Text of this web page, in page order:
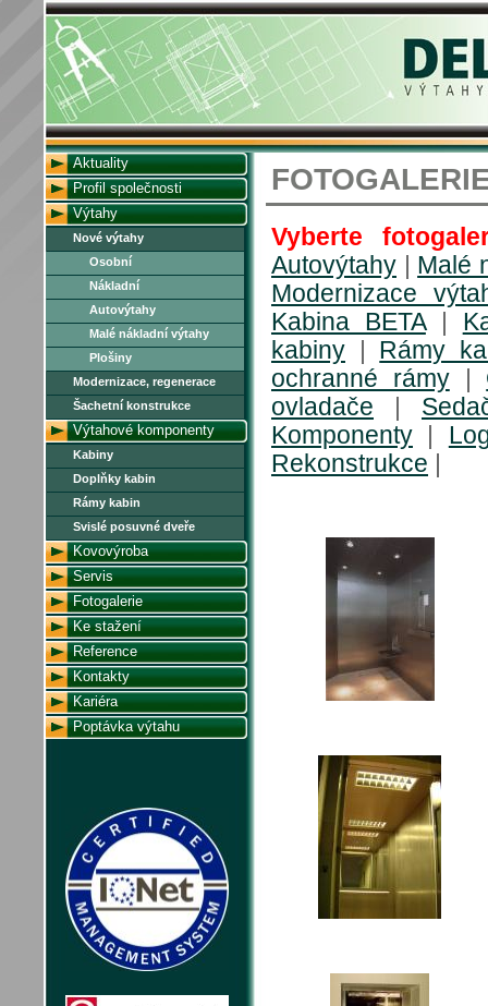
Aktuality
Profil společnosti
Výtahy
Nové výtahy
Osobní
Nákladní
Autovýtahy
Malé nákladní výtahy
Plošiny
Modernizace, regenerace
Šachetní konstrukce
Výtahové komponenty
Kabiny
Doplňky kabin
Rámy kabin
Svislé posuvné dveře
Kovovýroba
Servis
Fotogalerie
Ke stažení
Reference
Kontakty
Kariéra
Poptávka výtahu
Vyberte
Autovýtahy
Malé
Modernizace
Kabina BETA|
kabiny
Rámy
ochranné rámy|
ovladače
Komponenty
Rekonstrukce